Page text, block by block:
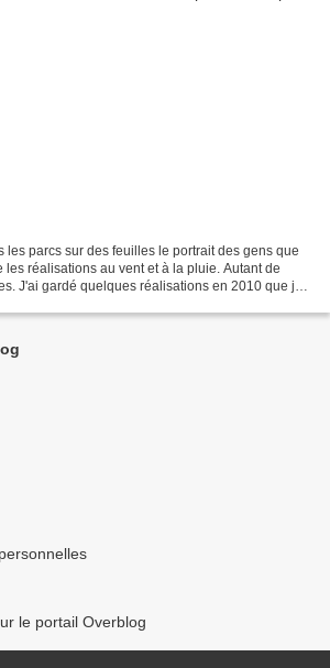
les parcs sur des feuilles le portrait des gens que
les réalisations au vent et à la pluie. Autant de
J'ai gardé quelques réalisations en 2010 que je
le portail Overblog